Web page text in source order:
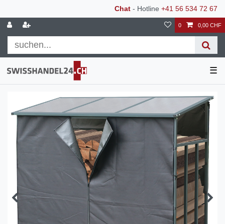
Chat - Hotline +41 56 534 72 67
0 0,00 CHF
☰